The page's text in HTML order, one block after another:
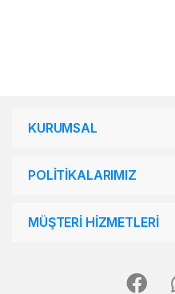
KURUMSAL
POLİTİKALARIMIZ
MÜŞTERİ HİZMETLERİ